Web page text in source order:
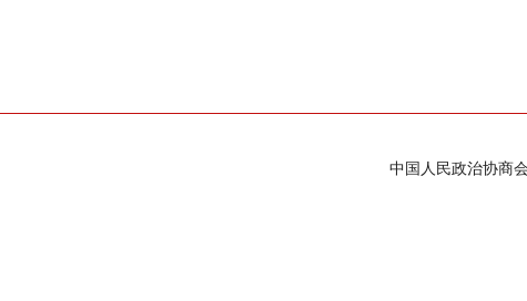
中国人民政治协商